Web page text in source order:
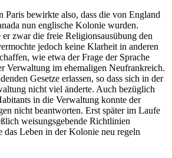
Paris bewirkte also, dass die von England
nun englische Kolonie wurden.
zwar die freie Religionsausübung den
jedoch keine Klarheit in anderen
wie etwa der Frage der Sprache
Verwaltung im ehemaligen Neufrankreich.
Gesetze erlassen, so dass sich in der
nicht viel änderte. Auch bezüglich
in die Verwaltung konnte der
nicht beantworten. Erst später im Laufe
weisungsgebende Richtlinien
das Leben in der Kolonie neu regeln